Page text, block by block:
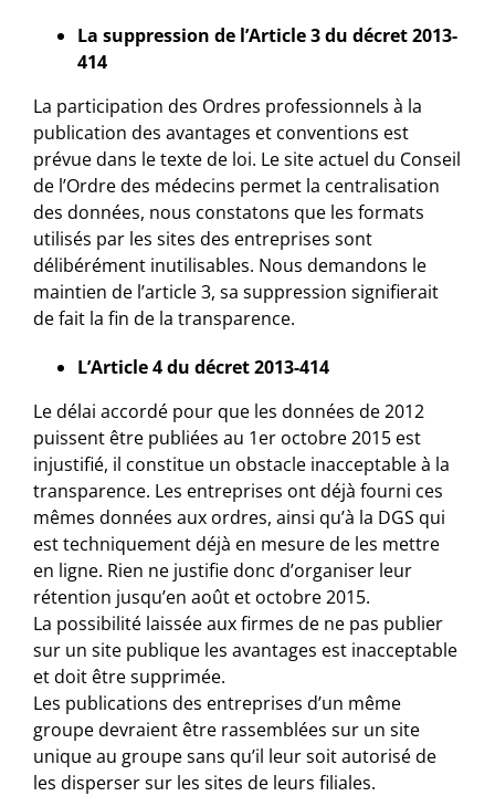
La suppression de l’Article 3 du décret 2013-
414
La participation des Ordres professionnels à la
publication des avantages et conventions est
prévue dans le texte de loi. Le site actuel du Conseil
de l’Ordre des médecins permet la centralisation
des données, nous constatons que les formats
utilisés par les sites des entreprises sont
délibérément inutilisables. Nous demandons le
maintien de l’article 3, sa suppression signifierait
de fait la fin de la transparence.
L’Article 4 du décret 2013-414
Le délai accordé pour que les données de 2012
puissent être publiées au 1er octobre 2015 est
injustifié, il constitue un obstacle inacceptable à la
transparence. Les entreprises ont déjà fourni ces
mêmes données aux ordres, ainsi qu’à la DGS qui
est techniquement déjà en mesure de les mettre
en ligne. Rien ne justifie donc d’organiser leur
rétention jusqu’en août et octobre 2015.
La possibilité laissée aux firmes de ne pas publier
sur un site publique les avantages est inacceptable
et doit être supprimée.
Les publications des entreprises d’un même
groupe devraient être rassemblées sur un site
unique au groupe sans qu’il leur soit autorisé de
les disperser sur les sites de leurs filiales.